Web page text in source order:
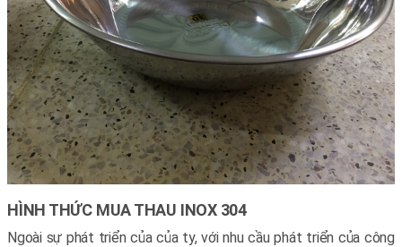
HÌNH THỨC MUA THAU INOX 304
Ngoài sự phát triển của của ty, với nhu cầu phát triển của công